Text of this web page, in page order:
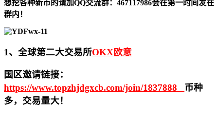
想挖各种新币的请加QQ交流群：467117986会在第一时间发在
群内！
1、全球第二大交易所OKX欧意
国区邀请链接：
https://www.topzhjdgxcb.com/join/1837888 币种
多，交易量大！